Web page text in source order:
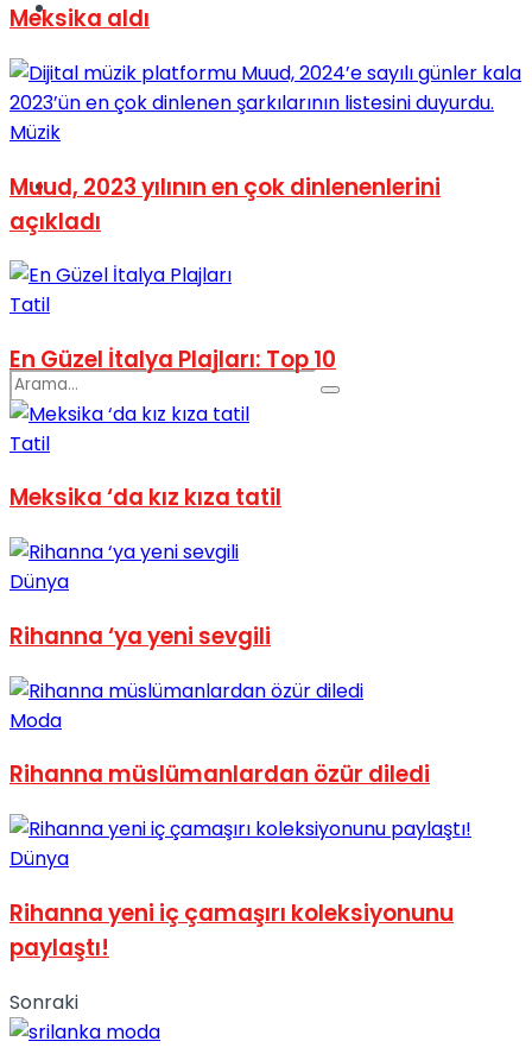
Spor
Podcast
No Result
Meksika aldı
Müzik
Muud, 2023 yılının en çok dinlenenlerini
açıkladı
Tatil
En Güzel İtalya Plajları: Top 10
Tatil
Meksika ‘da kız kıza tatil
Dünya
Rihanna ‘ya yeni sevgili
Moda
Rihanna müslümanlardan özür diledi
Dünya
Rihanna yeni iç çamaşırı koleksiyonunu
paylaştı!
Sonraki